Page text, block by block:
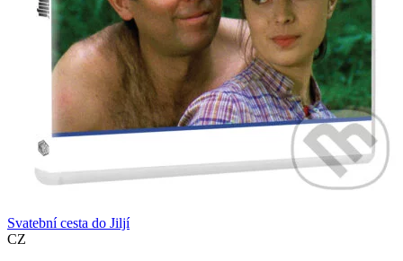
Svatební cesta do Jiljí
CZ